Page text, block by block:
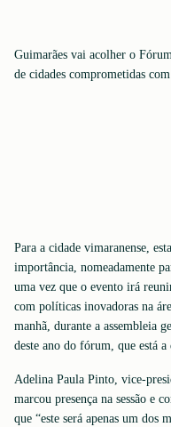
Guimarães vai acolher o
de cidades comprometidas
Para a cidade vimaranense,
importância, nomeadamente
uma vez que o evento irá
com políticas inovadoras na
manhã, durante a assembleia
deste ano do fórum, que está
Adelina Paula Pinto, vice-
marcou presença na sessão e
que “este será apenas um dos